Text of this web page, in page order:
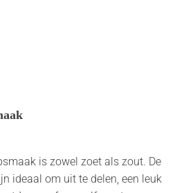
is zowel zoet als zout. De
ideaal om uit te delen, een leuk